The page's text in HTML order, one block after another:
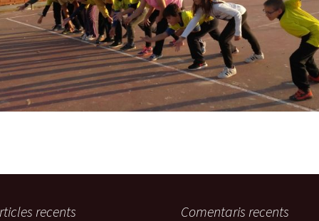
recents Comentaris recents